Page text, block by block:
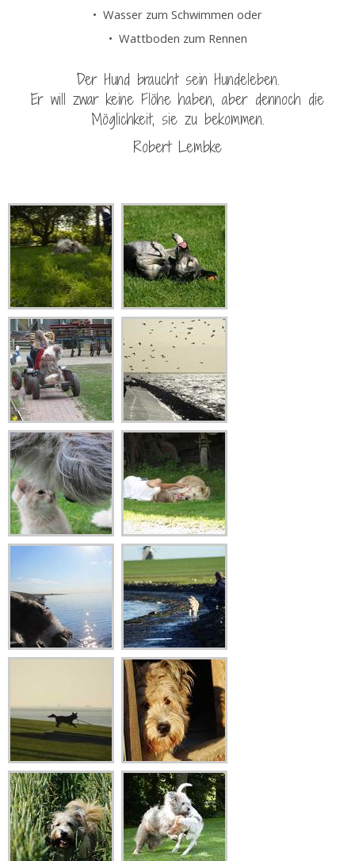
• Wasser zum Schwimmen oder
• Wattboden zum Rennen
Der Hund braucht sein Hundeleben.
Er will zwar keine Flöhe haben, aber dennoch die
Möglichkeit, sie zu bekommen.
Robert Lembke